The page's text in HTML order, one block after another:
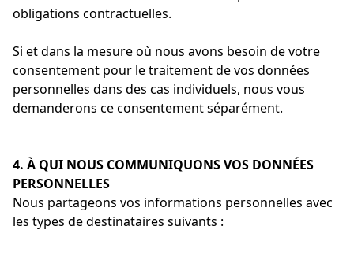
obligations contractuelles.
Si et dans la mesure où nous avons besoin de votre
consentement pour le traitement de vos données
personnelles dans des cas individuels, nous vous
demanderons ce consentement séparément.
4. À QUI NOUS COMMUNIQUONS VOS DONNÉES
PERSONNELLES
Nous partageons vos informations personnelles avec
les types de destinataires suivants :